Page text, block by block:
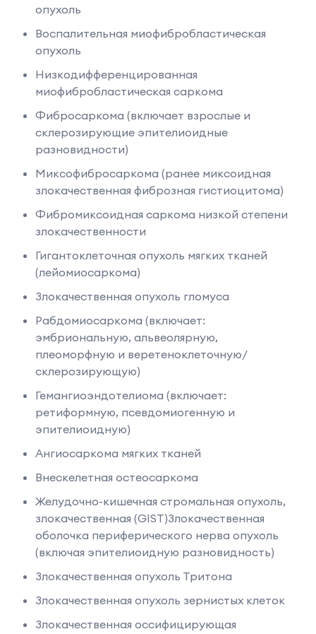
опухоль
Воспалительная миофибробластическая
опухоль
Низкодифференцированная
миофибробластическая саркома
Фибросаркома (включает взрослые и
склерозирующие эпителиоидные
разновидности)
Миксофибросаркома (ранее миксоидная
злокачественная фиброзная гистиоцитома)
Фибромиксоидная саркома низкой степени
злокачественности
Гигантоклеточная опухоль мягких тканей
(лейомиосаркома)
Злокачественная опухоль гломуса
Рабдомиосаркома (включает:
эмбриональную, альвеолярную,
плеоморфную и веретеноклеточную/
склерозирующую)
Гемангиоэндотелиома (включает:
ретиформную, псевдомиогенную и
эпителиоидную)
Ангиосаркома мягких тканей
Внескелетная остеосаркома
Желудочно-кишечная стромальная опухоль,
злокачественная (GIST)Злокачественная
оболочка периферического нерва опухоль
(включая эпителиоидную разновидность)
Злокачественная опухоль Тритона
Злокачественная опухоль зернистых клеток
Злокачественная оссифицирующая